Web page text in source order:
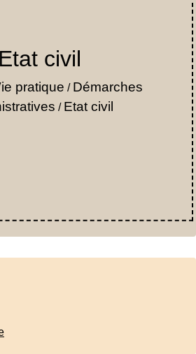
Etat civil
pratique / Démarches
/ Etat civil